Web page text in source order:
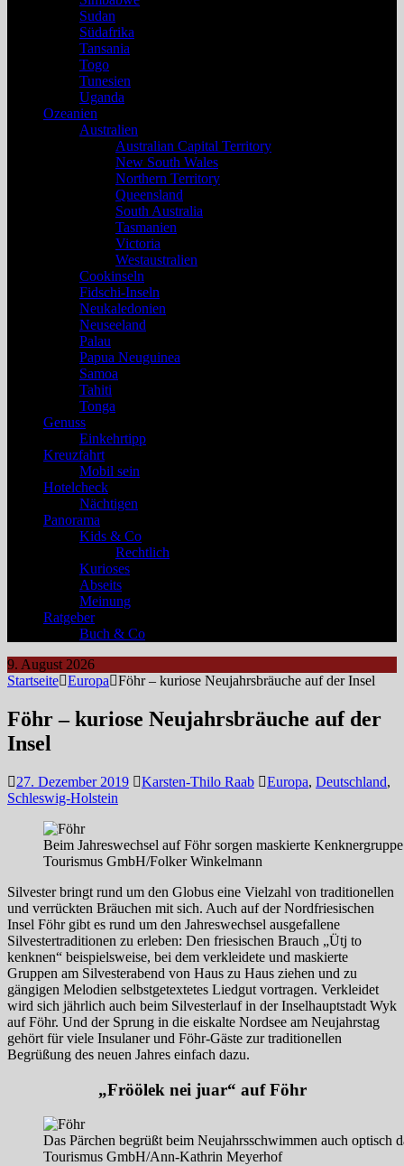
Sudan
Südafrika
Tansania
Togo
Tunesien
Uganda
Ozeanien
Australien
Australian Capital Territory
New South Wales
Northern Territory
Queensland
South Australia
Tasmanien
Victoria
Westaustralien
Cookinseln
Fidschi-Inseln
Neukaledonien
Neuseeland
Palau
Papua Neuguinea
Samoa
Tahiti
Tonga
Genuss
Einkehrtipp
Kreuzfahrt
Mobil sein
Hotelcheck
Nächtigen
Panorama
Kids & Co
Rechtlich
Kurioses
Abseits
Meinung
Ratgeber
Buch & Co
9. August 2026
Startseite Europa Föhr – kuriose Neujahrsbräuche auf der Insel
Föhr – kuriose Neujahrsbräuche auf der
Insel
27. Dezember 2019 Karsten-Thilo Raab Europa, Deutschland,
Schleswig-Holstein
Beim Jahreswechsel auf Föhr sorgen maskierte
Tourismus GmbH/Folker Winkelmann
Silvester bringt rund um den Globus eine Vielzahl von traditionellen
und verrückten Bräuchen mit sich. Auch auf der Nordfriesischen
Insel Föhr gibt es rund um den Jahreswechsel ausgefallene
Silvestertraditionen zu erleben: Den friesischen Brauch „Ütj to
kenknen“ beispielsweise, bei dem verkleidete und maskierte
Gruppen am Silvesterabend von Haus zu Haus ziehen und zu
gängigen Melodien selbstgetextetes Liedgut vortragen. Verkleidet
wird sich jährlich auch beim Silvesterlauf in der Inselhauptstadt Wyk
auf Föhr. Und der Sprung in die eiskalte Nordsee am Neujahrstag
gehört für viele Insulaner und Föhr-Gäste zur traditionellen
Begrüßung des neuen Jahres einfach dazu.
„Fröölek nei juar“ auf Föhr
Das Pärchen begrüßt beim Neujahrsschwimmen auch optisch
Tourismus GmbH/Ann-Kathrin Meyerhof